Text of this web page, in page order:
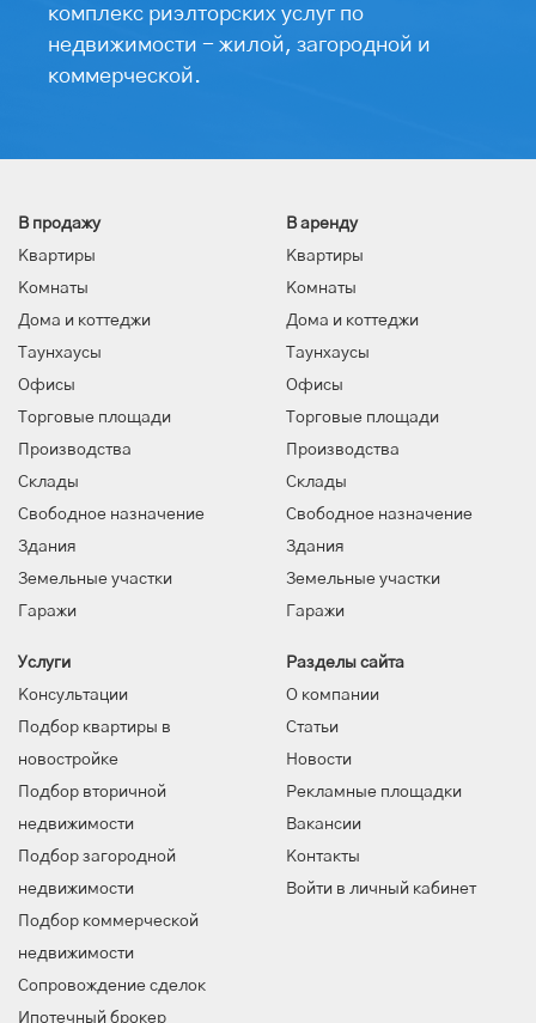
комплекс риэлторских услуг по
недвижимости - жилой, загородной и
коммерческой.
В продажу
Квартиры
Комнаты
Дома и коттеджи
Таунхаусы
Офисы
Торговые площади
Производства
Склады
Свободное назначение
Здания
Земельные участки
Гаражи
В аренду
Квартиры
Комнаты
Дома и коттеджи
Таунхаусы
Офисы
Торговые площади
Производства
Склады
Свободное назначение
Здания
Земельные участки
Гаражи
Услуги
Консультации
Подбор квартиры в
новостройке
Подбор вторичной
недвижимости
Подбор загородной
недвижимости
Подбор коммерческой
недвижимости
Сопровождение сделок
Ипотечный брокер
Разделы сайта
О компании
Статьи
Новости
Рекламные площадки
Вакансии
Контакты
Войти в личный кабинет